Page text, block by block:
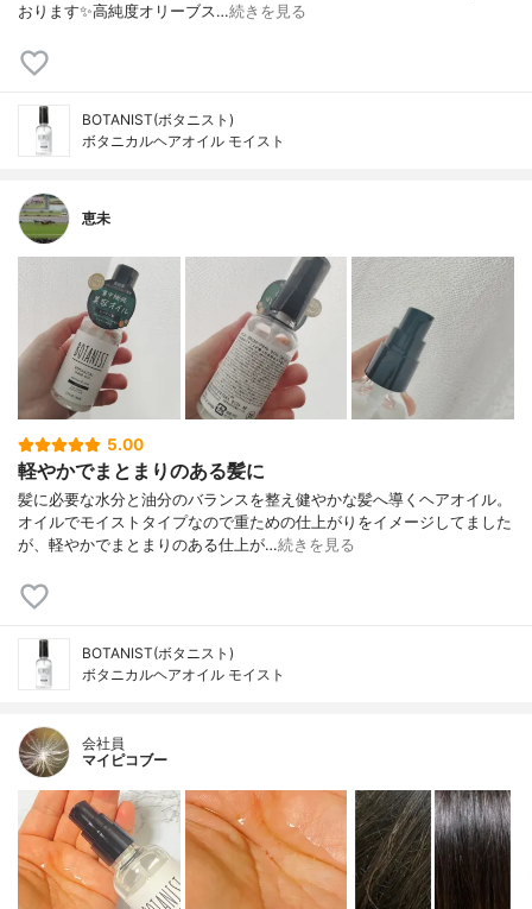
おります✨高純度オリーブス…続きを見る
BOTANIST(ボタニスト)
ボタニカルヘアオイル モイスト
恵未
5.00
軽やかでまとまりのある髪に
髪に必要な水分と油分のバランスを整え健やかな髪へ導くヘアオイル。
オイルでモイストタイプなので重ための仕上がりをイメージしてました
が、軽やかでまとまりのある仕上が…続きを見る
BOTANIST(ボタニスト)
ボタニカルヘアオイル モイスト
会社員
マイピコブー